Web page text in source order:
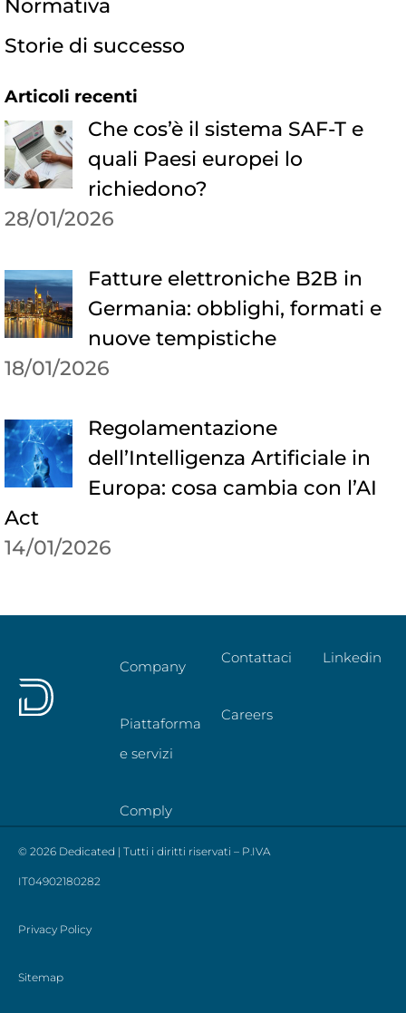
Normativa
Storie di successo
Articoli recenti
Che cos’è il sistema SAF-T e
quali Paesi europei lo
richiedono?
28/01/2026
Fatture elettroniche B2B in
Germania: obblighi, formati e
nuove tempistiche
18/01/2026
Regolamentazione
dell’Intelligenza Artificiale in
Europa: cosa cambia con l’AI
Act
14/01/2026
Company
Piattaforma
e servizi
Comply
Contattaci
Careers
Linkedin
© 2026 Dedicated | Tutti i diritti riservati – P.IVA
IT04902180282
Privacy Policy
Sitemap